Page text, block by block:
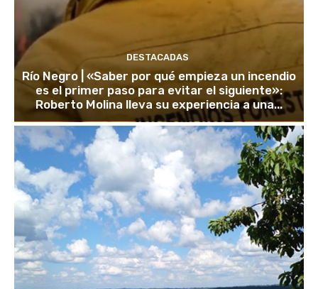
DESTACADAS
Río Negro | «Saber por qué empieza un incendio
es el primer paso para evitar el siguiente»:
Roberto Molina lleva su experiencia a una...